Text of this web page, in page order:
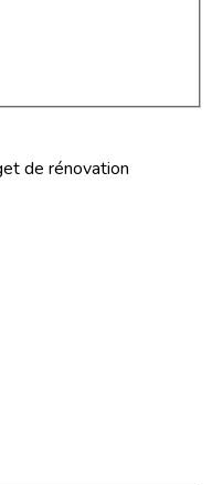
de rénovation